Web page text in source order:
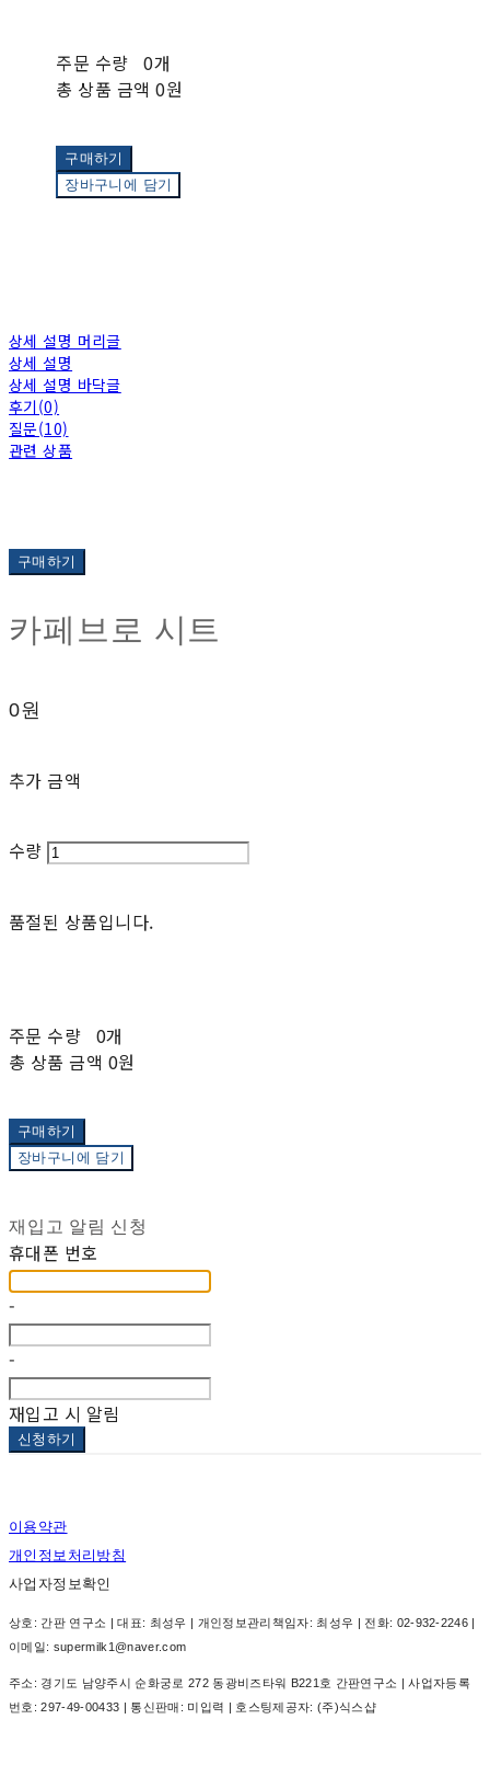
주문 수량 0개
총 상품 금액 0원
구매하기
장바구니에 담기
상세 설명 머리글
상세 설명
상세 설명 바닥글
후기(0)
질문(10)
관련 상품
구매하기
카페브로 시트
0원
추가 금액
수량
품절된 상품입니다.
주문 수량 0개
총 상품 금액 0원
구매하기
장바구니에 담기
재입고 알림 신청
휴대폰 번호
-
-
재입고 시 알림
신청하기
이용약관
개인정보처리방침
사업자정보확인
상호: 간판 연구소 | 대표: 최성우 | 개인정보관리책임자: 최성우 | 전화: 02-932-2246 |
이메일: supermilk1@naver.com
주소: 경기도 남양주시 순화궁로 272 동광비즈타워 B221호 간판연구소 | 사업자등록
번호:297-49-00433 | 통신판매: 미입력 | 호스팅제공자: (주)식스샵